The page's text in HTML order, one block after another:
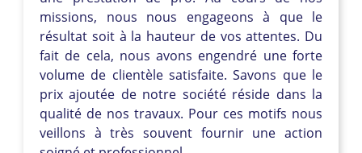
missions, nous nous engageons à que le
résultat soit à la hauteur de vos attentes. Du
fait de cela, nous avons engendré une forte
volume de clientèle satisfaite. Savons que le
prix ajoutée de notre société réside dans la
qualité de nos travaux. Pour ces motifs nous
veillons à très souvent fournir une action